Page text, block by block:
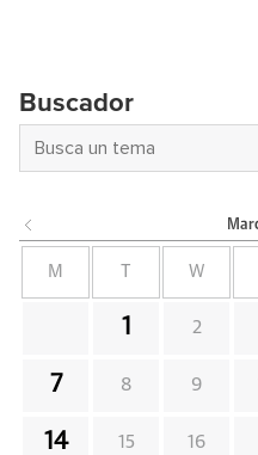
Buscador
M W
1 2
7 8 9
14 15 16